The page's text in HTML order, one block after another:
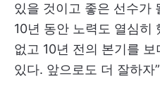
있을 것이고 좋은 선수가
10년 동안 노력도 열심히
없고 10년 전의 본기를
있다. 앞으로도 더 잘하자